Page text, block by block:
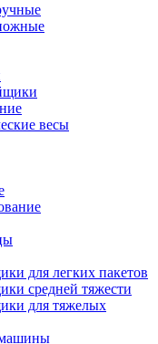
весы
для легких пакетов
средней тяжести
для тяжелых